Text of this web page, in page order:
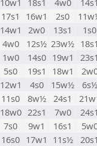
10w1 18s1 4w0
17s1 16w1 2s0
14w1 2w0 13s1
1s0
4w0 12s½ 23w½
1w0 14s0 19w1
5s0 19s1 18w1
12w1 4s0 15w½
6s½
11s0 8w½ 24s1
18w0 22s1 7w0
7s0 9w1 16s1
16s0 17w1 11s½